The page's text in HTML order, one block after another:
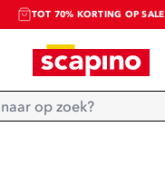
TOT 70% KORTING OP SALE
SALE: LAATSTE KANS!
SHOP NIEUW
Home